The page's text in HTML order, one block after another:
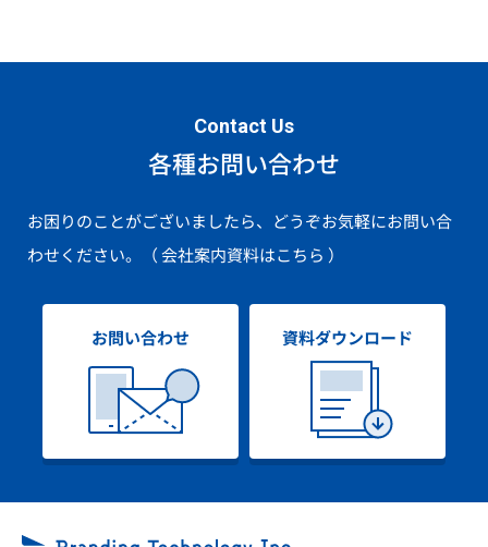
Contact Us
各種お問い合わせ
お困りのことがございましたら、どうぞお気軽にお問い合
わせください。
（ 会社案内資料はこちら ）
お問い合わせ 資料ダウンロード